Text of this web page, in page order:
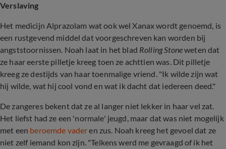
Verslaving
Het medicijn Alprazolam wat ook wel Xanax wordt genoemd, is
een rustgevend middel dat voorgeschreven kan worden bij
angststoornissen. Noah laat in het blad Rolling Stoneweten dat
ze haar eerste pilletje kreeg toen ze achttien was. Dit pilletje
kreeg ze destijds van haar toenmalige vriend. "Ik wilde zijn wat
hij wilde, wat hij cool vond en wat ik dacht dat iedereen deed."
De zangeres bekent dat ze al langer niet lekker in haar vel zat.
Het liefst had ze een 'normale' jeugd, maar dat was niet mogelijk
met een beroemde vaderen zus. Noah kreeg het gevoel dat ze
niet zelf iemand kon zijn. "Telkens werd me gevraagd of ik het